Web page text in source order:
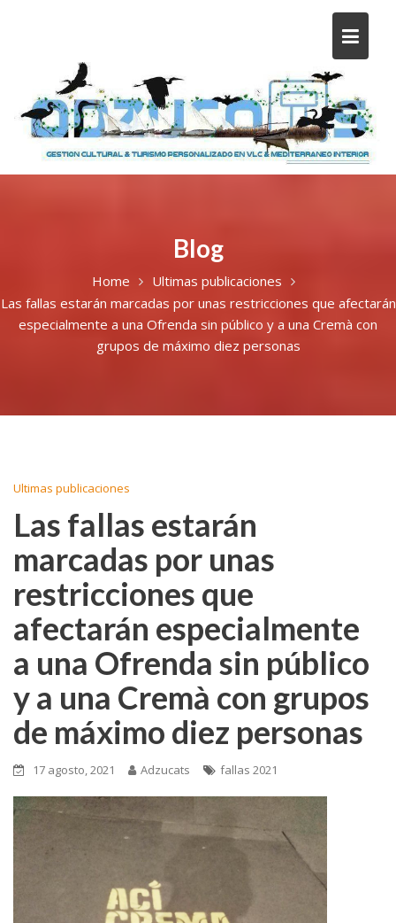
Blog
Home
Ultimas publicaciones
Las fallas estarán marcadas por unas restricciones que afectarán
especialmente a una Ofrenda sin público y a una Cremà con
grupos de máximo diez personas
Ultimas publicaciones
Las fallas estarán
marcadas por unas
restricciones que
afectarán especialmente
a una Ofrenda sin público
y a una Cremà con grupos
de máximo diez personas
17 agosto, 2021 Adzucats fallas 2021